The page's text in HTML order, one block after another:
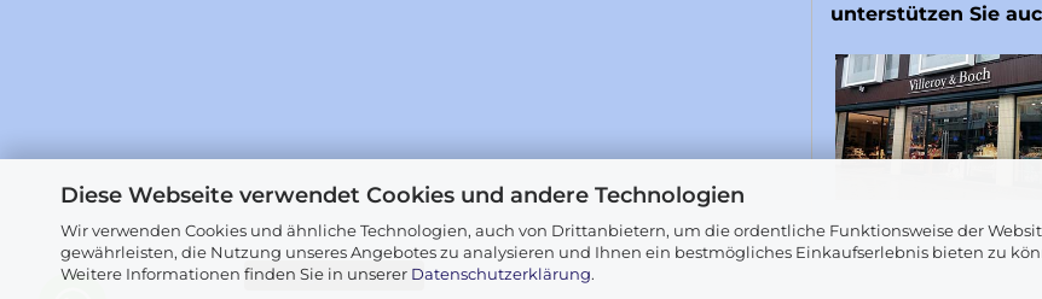
Diese Webseite verwendet Cookies und andere Technologien
Wir verwenden Cookies und ähnliche Technologien, auch von Drittanbietern, um die ordentliche Funktionsweise der
gewährleisten, die Nutzung unseres Angebotes zu analysieren und Ihnen ein bestmögliches Einkaufserlebnis bieten zu
Weitere Informationen finden Sie in unserer Datenschutzerklärung.
unterstützen Sie
Vertrag widerrufen